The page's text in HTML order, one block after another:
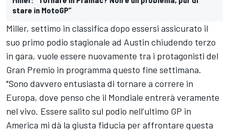
stare in MotoGP”
Miller, settimo in classifica dopo essersi assicurato il
suo primo podio stagionale ad Austin chiudendo terzo
in gara, vuole essere nuovamente tra i protagonisti del
Gran Premio in programma questo fine settimana.
"Sono davvero entusiasta di tornare a correre in
Europa, dove penso che il Mondiale entrerà veramente
nel vivo. Essere salito sul podio nell’ultimo GP in
America mi dà la giusta fiducia per affrontare questa